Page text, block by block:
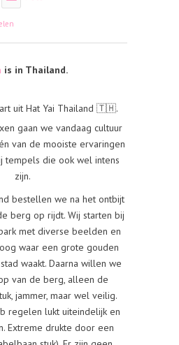
is in Thailand.
uit Hat Yai Thailand 🇹🇭.
gaan we vandaag cultuur
van de mooiste ervaringen
tempels die ook wel intens
zijn.
bestellen we na het ontbijt
berg op rijdt. Wij starten bij
met diverse beelden en
waar een grote gouden
waakt. Daarna willen we
van de berg, alleen de
jammer, maar wel veilig.
regelen lukt uiteindelijk en
Extreme drukte door een